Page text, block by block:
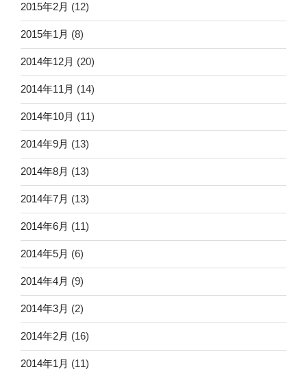
2015年2月 (12)
2015年1月 (8)
2014年12月 (20)
2014年11月 (14)
2014年10月 (11)
2014年9月 (13)
2014年8月 (13)
2014年7月 (13)
2014年6月 (11)
2014年5月 (6)
2014年4月 (9)
2014年3月 (2)
2014年2月 (16)
2014年1月 (11)